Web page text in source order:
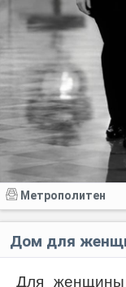
Метрополитен
Дом для
Для